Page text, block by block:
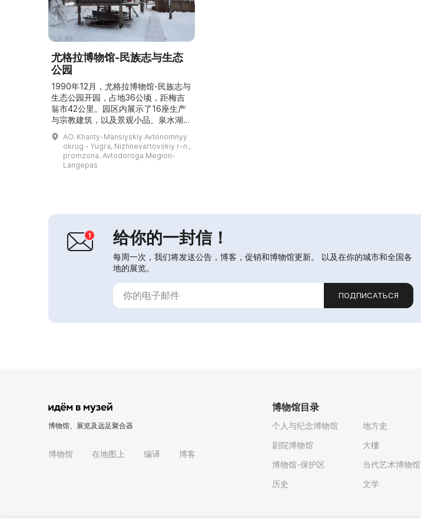
尤格拉博物馆-民族志与生态
公园
1990年12月，尤格拉博物馆-民族志与
生态公园开园，占地36公顷，距梅吉
翁市42公里。园区内展示了16座生产
与宗教建筑，以及景观小品、泉水湖波
森-洛尔及其沙滩、凉亭、休闲小屋
等。这里全年开放，既可供家庭和公司
团体休闲，也会举办面向儿童的大型活
动，如“波森-洛尔湖之谜”、“在雅赫
AO. Khanty-Mansiyskiy Avtonomnyy
okrug - Yugra, Nizhnevartovskiy r-n.,
promzona. Avtodoroga Megion-
Langepas
给你的一封信！
每周一次，我们将发送公告，博客，促销和博物馆更新。 以及在你的城市和全国各
地的展览。
ПОДПИСАТЬСЯ
博物馆、展览及远足聚合器
博物馆 在地图上 编译 博客
博物馆目录
个人与纪念博物馆
剧院博物馆
博物馆-保护区
历史
地方史
大樓
当代艺术博物馆
文学